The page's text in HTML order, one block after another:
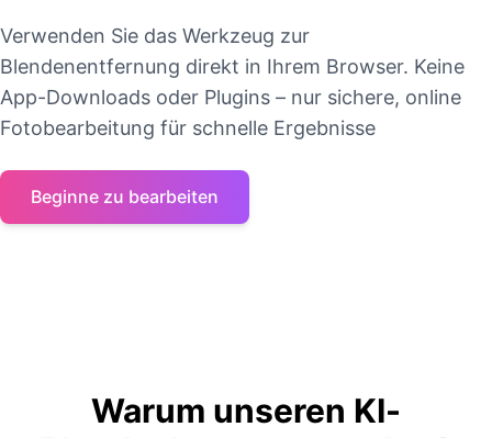
Verwenden Sie das Werkzeug zur
Blendenentfernung direkt in Ihrem Browser. Keine
App-Downloads oder Plugins – nur sichere, online
Fotobearbeitung für schnelle Ergebnisse
Beginne zu bearbeiten
Warum unseren KI-